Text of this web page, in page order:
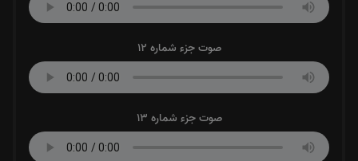
صوت جزء شماره 12
صوت جزء شماره 13